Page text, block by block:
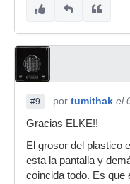
#9 por tumithak el
Gracias ELKE!!
El grosor del plastico
esta la pantalla y
coincida todo. Es que